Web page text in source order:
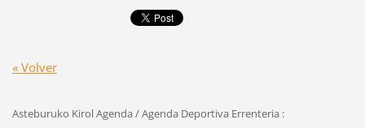
« Volver
Asteburuko Kirol Agenda / Agenda Deportiva Errenteria :